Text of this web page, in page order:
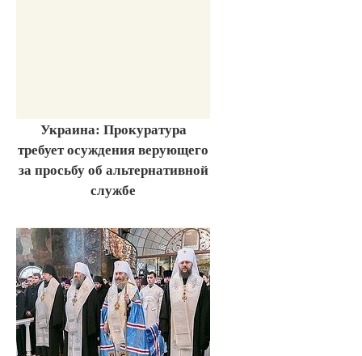
Украина: Прокуратура
требует осуждения верующего
за просьбу об альтернативной
службе